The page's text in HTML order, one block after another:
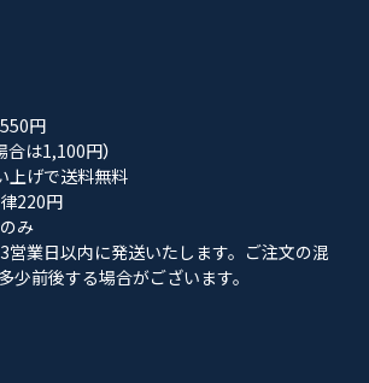
円
合は1,100円）
上げで送料無料
220円
み
営業日以内に発送いたします。ご注文の混
少前後する場合がございます。